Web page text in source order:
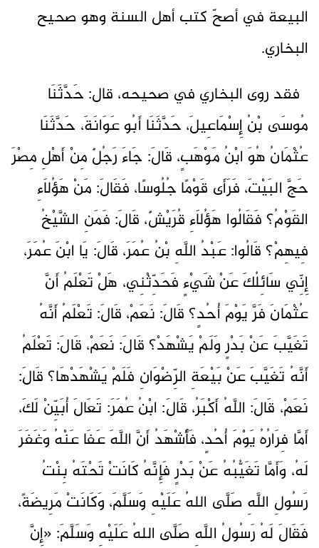
البيعة في أصحّ كتب أهل السنة وهو صحيح
البخاري.
فقد روى البخاري في صحيحه، قال: حَدَّثَنَا
مُوسَى بْنُ إِسْمَاعِيلَ، حَدَّثَنَا أَبُو عَوَانَةَ، حَدَّثَنَا
عُثْمَانُ هُوَ ابْنُ مَوْهَبٍ، قَالَ: جَاءَ رَجُلٌ مِنْ أَهْلِ مِصْرَ
حَجَّ البَيْتَ، فَرَأَى قَوْمًا جُلُوسًا، فَقَالَ: مَنْ هَؤُلاَءِ
القَوْمُ؟ فَقَالُوا هَؤُلاَءِ قُرَيْشٌ، قَالَ: فَمَنِ الشَّيْخُ
فِيهِمْ؟ قَالُوا: عَبْدُ اللَّهِ بْنُ عُمَرَ، قَالَ: يَا ابْنَ عُمَرَ،
إِنِّي سَائِلُكَ عَنْ شَيْءٍ فَحَدِّثْنِي، هَلْ تَعْلَمُ أَنَّ
عُثْمَانَ فَرَّ يَوْمَ أُحُدٍ؟ قَالَ: نَعَمْ، قَالَ: تَعْلَمُ أَنَّهُ
تَغَيَّبَ عَنْ بَدْرٍ وَلَمْ يَشْهَدْ؟ قَالَ: نَعَمْ، قَالَ: تَعْلَمُ
أَنَّهُ تَغَيَّبَ عَنْ بَيْعَةِ الرِّضْوَانِ فَلَمْ يَشْهَدْهَا؟ قَالَ:
نَعَمْ، قَالَ: اللَّهُ أَكْبَرُ، قَالَ: ابْنُ عُمَرَ: تَعَالَ أُبَيِّنْ لَكَ،
أَمَّا فِرَارُهُ يَوْمَ أُحُدٍ، فَأَشْهَدُ أَنَّ اللَّهَ عَفَا عَنْهُ وَغَفَرَ
لَهُ، وَأَمَّا تَغَيُّبُهُ عَنْ بَدْرٍ فَإِنَّهُ كَانَتْ تَحْتَهُ بِنْتُ
رَسُولِ اللَّهِ صَلَّى اللهُ عَلَيْهِ وَسَلَّمَ، وَكَانَتْ مَرِيضَةً،
فَقَالَ لَهُ رَسُولُ اللَّهِ صَلَّى اللهُ عَلَيْهِ وَسَلَّمَ: «إِنَّ